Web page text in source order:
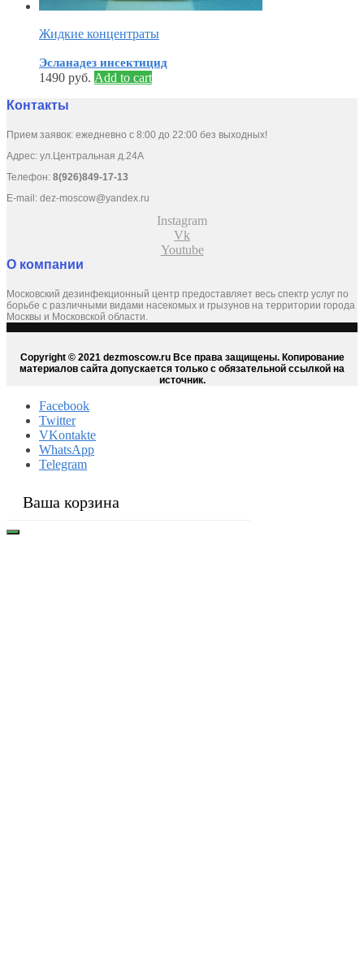
Жидкие концентраты
Эсланадез инсектицид
1490 руб. Add to cart
Контакты
Прием заявок: ежедневно с 8:00 до 22:00 без выходных!
Адрес: ул.Центральная д.24А
Телефон: 8(926)849-17-13
E-mail: dez-moscow@yandex.ru
Instagram
Vk
Youtube
О компании
Московский дезинфекционный центр предоставляет весь спектр услуг по
борьбе с различными видами насекомых и грызунов на территории города
Москвы и Московской области.
Copyright © 2021 dezmoscow.ru Все права защищены. Копирование
материалов сайта допускается только с обязательной ссылкой на
источник.
Facebook
Twitter
VKontakte
WhatsApp
Telegram
Ваша корзина